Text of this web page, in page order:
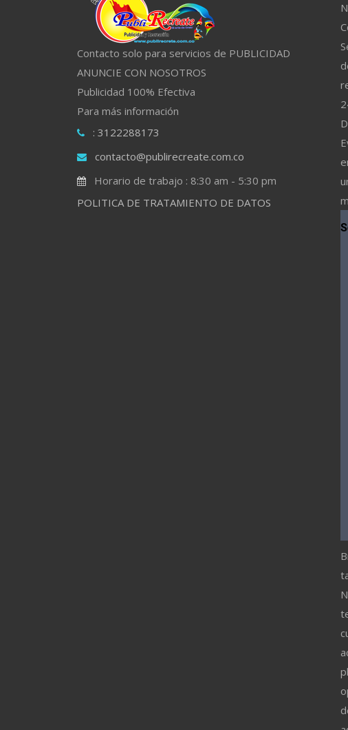
Contacto solo para servicios de PUBLICIDAD
ANUNCIE CON NOSOTROS
Publicidad 100% Efectiva
Para más información
: 3122288173
contacto@publirecreate.com.co
Horario de trabajo : 8:30 am - 5:30 pm
POLITICA DE TRATAMIENTO DE DATOS